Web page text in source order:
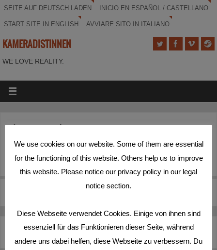
SEITE AUF DEUTSCH LADEN INICIO EN ESPAÑOL / CASTELLANO
START SITE IN ENGLISH AVVIARE SITO IN ITALIANO
KAMERADISTINNEN
WE LOVE REALITY.
Deutsch Español English Italiano
We use cookies on our website. Some of them are essential
for the functioning of this website. Others help us to improve
this website. Please notice our privacy policy in our legal
notice section.
Diese Webseite verwendet Cookies. Einige von ihnen sind
essenziell für das Funktionieren dieser Seite, während
andere uns dabei helfen, diese Webseite zu verbessern. Du